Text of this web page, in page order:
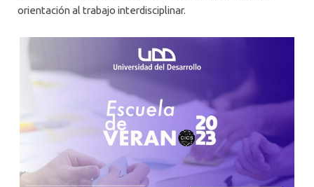
orientación al trabajo interdisciplinar.